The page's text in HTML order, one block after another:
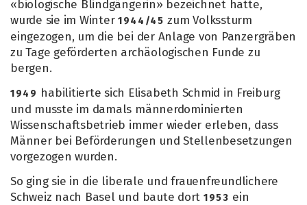
«biologische Blindgängerin» bezeichnet hatte,
wurde sie im Winter1944/45 zum Volkssturm
eingezogen, um die bei der Anlage von Panzergräben
zu Tage geförderten archäologischen Funde zu
bergen.
1949 habilitierte sich Elisabeth Schmid in Freiburg
und musste im damals männerdominierten
Wissenschaftsbetrieb immer wieder erleben, dass
Männer bei Beförderungen und Stellenbesetzungen
vorgezogen wurden.
So ging sie in die liberale und frauenfreundlichere
Schweiz nach Basel und baute dort 1953 ein